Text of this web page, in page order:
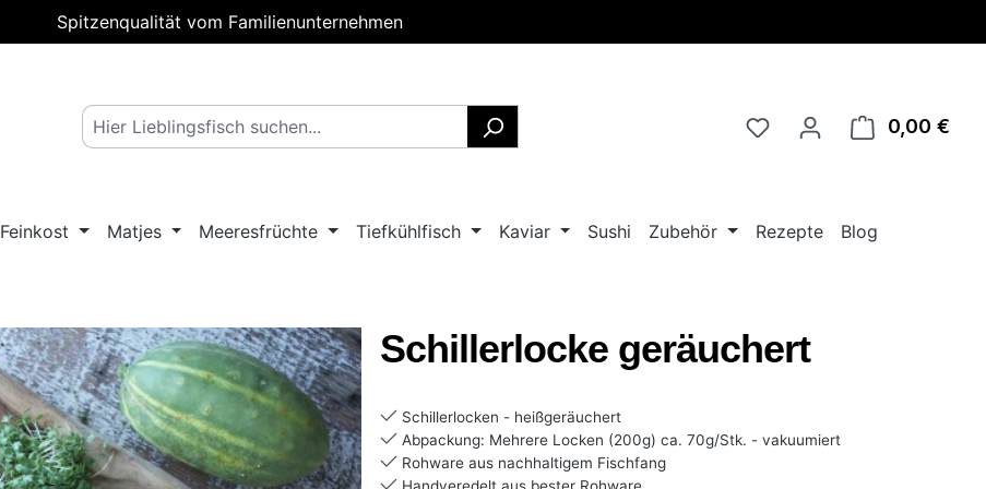
Spitzenqualität vom Familienunternehmen
0,00 €
Feinkost Matjes Meeresfrüchte Tiefkühlfisch Kaviar Sushi Zubehör Rezepte
Blog
Schillerlocke geräuchert
Schillerlocken - heißgeräuchert
Abpackung: Mehrere Locken (200g) ca. 70g/Stk. - vakuumiert
Rohware aus nachhaltigem Fischfang